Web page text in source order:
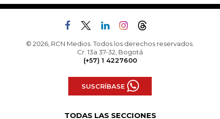
© 2026, RCN Medios. Todos los derechos reservados.
Cr. 13a 37-32, Bogotá
(+57) 1 4227600
SUSCRÍBASE
TODAS LAS SECCIONES